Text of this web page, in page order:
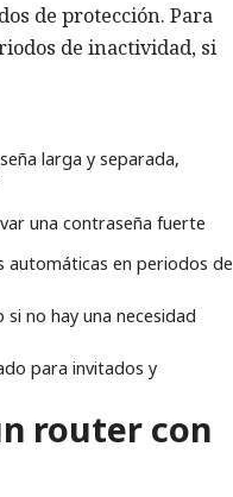
de protección. Para
de inactividad, si
larga y separada,
una contraseña fuerte
automáticas en periodos de
no hay una necesidad
para invitados y
router con